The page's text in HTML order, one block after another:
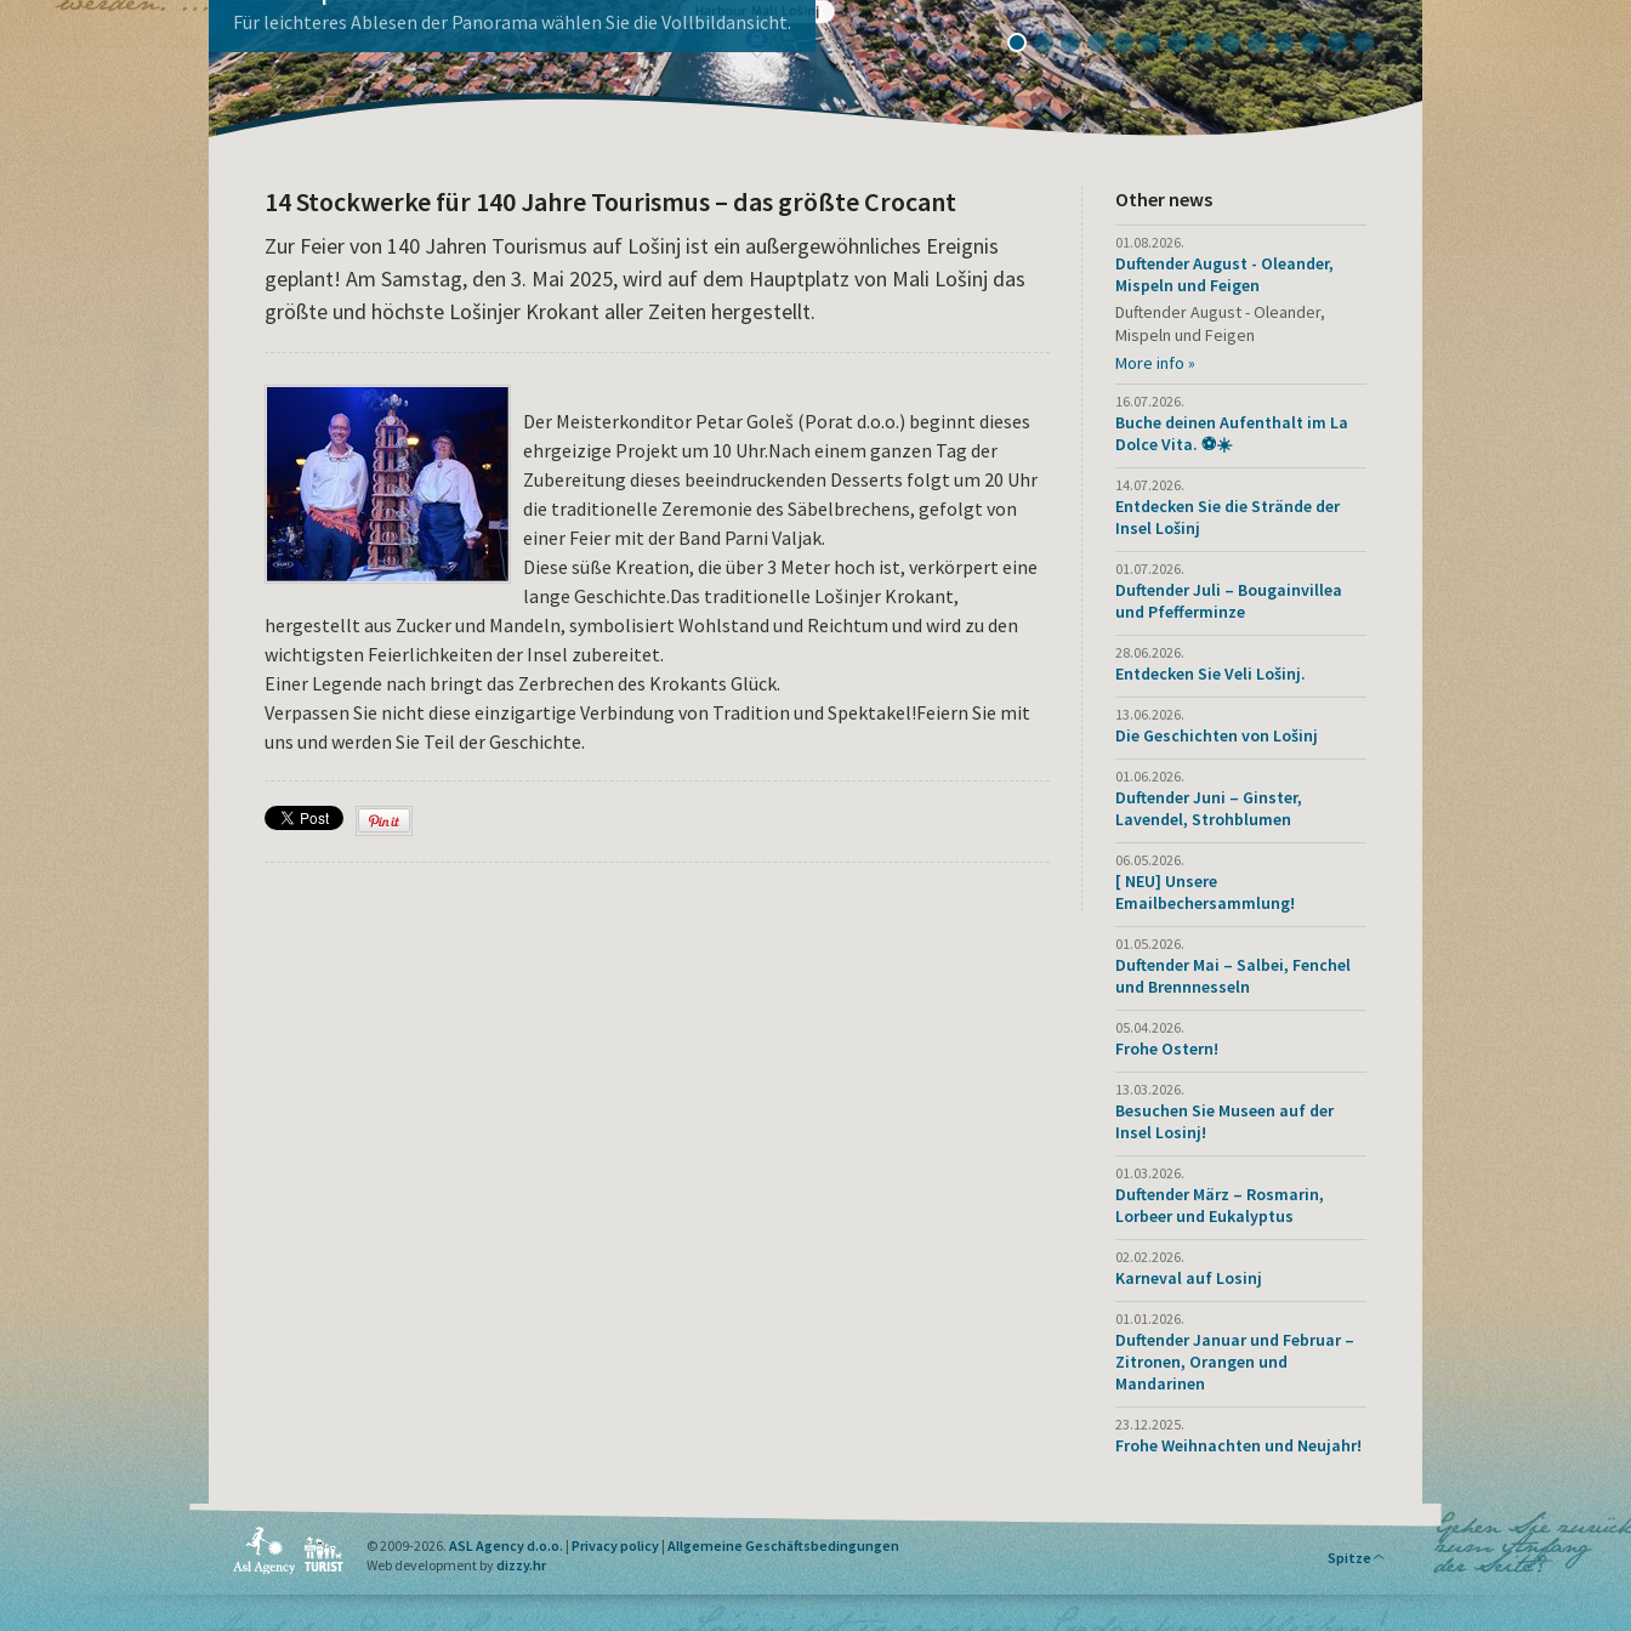
Für leichteres Ablesen der Panorama wählen Sie die Vollbildansicht.
La Dolce Vita Haus
Apoxyomenos auf Lošinj
Mieten Sie ein Boot
Aquapark Čikat - Buchen Sie hier!
Wohnungen auf der Insel Lošinj!
1 2 3 4 5 6 7 8 9 10 11 12 13 14
14 Stockwerke für 140 Jahre Tourismus – das größte Crocant
Zur Feier von 140 Jahren Tourismus auf Lošinj ist ein außergewöhnliches Ereignis
geplant! Am Samstag, den 3. Mai 2025, wird auf dem Hauptplatz von Mali Lošinj das
größte und höchste Lošinjer Krokant aller Zeiten hergestellt.
Der Meisterkonditor Petar Goleš (Porat d.o.o.) beginnt dieses
ehrgeizige Projekt um 10 Uhr.Nach einem ganzen Tag der
Zubereitung dieses beeindruckenden Desserts folgt um 20 Uhr
die traditionelle Zeremonie des Säbelbrechens, gefolgt von
einer Feier mit der Band Parni Valjak.
Diese süße Kreation, die über 3 Meter hoch ist, verkörpert eine
lange Geschichte.Das traditionelle Lošinjer Krokant,
hergestellt aus Zucker und Mandeln, symbolisiert Wohlstand und Reichtum und wird zu den
wichtigsten Feierlichkeiten der Insel zubereitet.
Einer Legende nach bringt das Zerbrechen des Krokants Glück.
Verpassen Sie nicht diese einzigartige Verbindung von Tradition und Spektakel!Feiern Sie mit
uns und werden Sie Teil der Geschichte.
Other news
01.08.2026.
Duftender August - Oleander,
Mispeln und Feigen
Duftender August - Oleander,
Mispeln und Feigen
More info »
16.07.2026.
Buche deinen Aufenthalt im La
Dolce Vita. ⚽☀️
14.07.2026.
Entdecken Sie die Strände der
Insel Lošinj
01.07.2026.
Duftender Juli – Bougainvillea
und Pfefferminze
28.06.2026.
Entdecken Sie Veli Lošinj.
13.06.2026.
Die Geschichten von Lošinj
01.06.2026.
Duftender Juni – Ginster,
Lavendel, Strohblumen
06.05.2026.
[ NEU] Unsere
Emailbechersammlung!
01.05.2026.
Duftender Mai – Salbei, Fenchel
und Brennnesseln
05.04.2026.
Frohe Ostern!
13.03.2026.
Besuchen Sie Museen auf der
Insel Losinj!
01.03.2026.
Duftender März – Rosmarin,
Lorbeer und Eukalyptus
02.02.2026.
Karneval auf Losinj
01.01.2026.
Duftender Januar und Februar –
Zitronen, Orangen und
Mandarinen
23.12.2025.
Frohe Weihnachten und Neujahr!
© 2009-2026. ASL Agency d.o.o. | Privacy policy | Allgemeine Geschäftsbedingungen
Web development bydizzy.hr Spitze